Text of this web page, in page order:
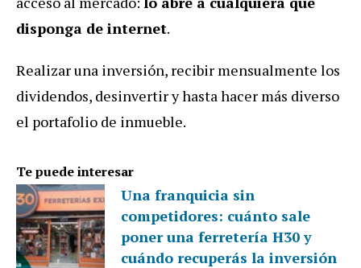
disponga de internet.
Realizar una inversión, recibir mensualmente los
dividendos, desinvertir y hasta hacer más diverso
el portafolio de inmueble.
Te puede interesar
Una franquicia sin
competidores: cuánto sale
poner una ferretería H30 y
cuándo recuperás la inversión